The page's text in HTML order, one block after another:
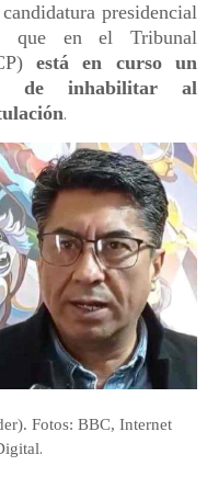
presidencial
que en el Tribunal
está en curso un
de inhabilitar al
.
Fotos: BBC, Internet
.